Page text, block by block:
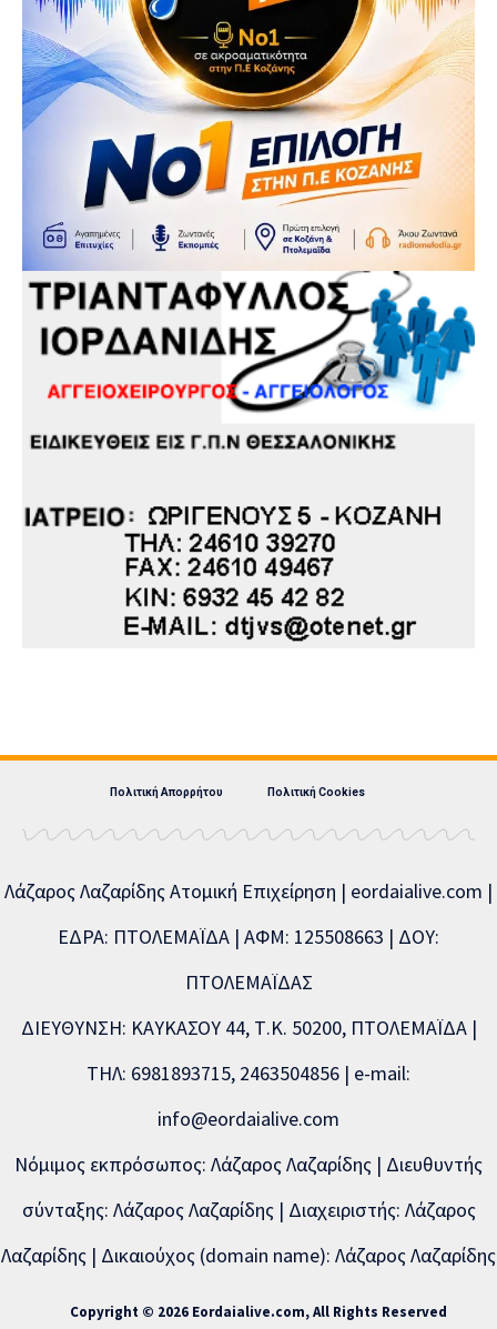
Πολιτική Απορρήτου Πολιτική Cookies
Λάζαρος Λαζαρίδης Ατομική Επιχείρηση | eordaialive.com |
ΕΔΡΑ: ΠΤΟΛΕΜΑΪΔΑ | ΑΦΜ: 125508663 | ΔΟΥ:
ΠΤΟΛΕΜΑΪΔΑΣ
ΔΙΕΥΘΥΝΣΗ: ΚΑΥΚΑΣΟΥ 44, Τ.Κ. 50200, ΠΤΟΛΕΜΑΪΔΑ |
ΤΗΛ: 6981893715, 2463504856 | e-mail:
info@eordaialive.com
Νόμιμος εκπρόσωπος: Λάζαρος Λαζαρίδης | Διευθυντής
σύνταξης: Λάζαρος Λαζαρίδης | Διαχειριστής: Λάζαρος
Λαζαρίδης | Δικαιούχος (domain name): Λάζαρος Λαζαρίδης
Copyright © 2026 Eordaialive.com, All Rights Reserved